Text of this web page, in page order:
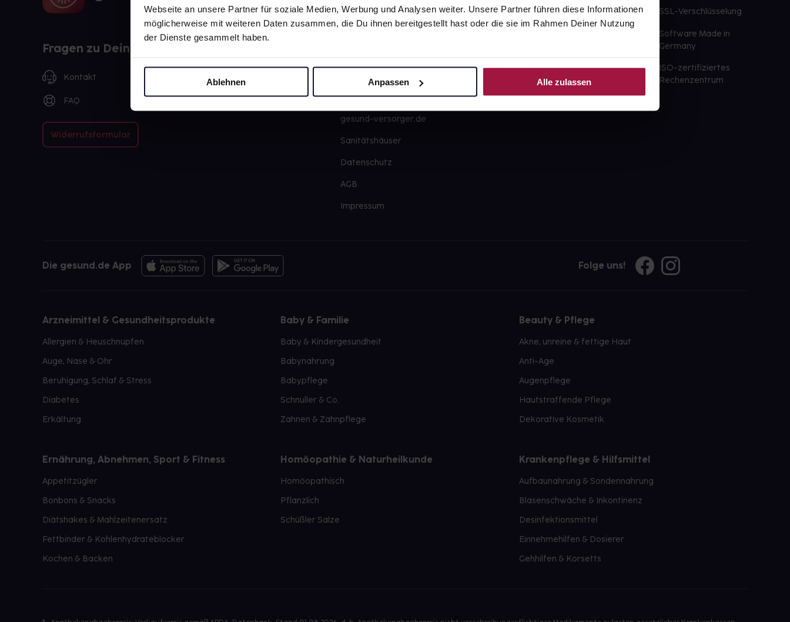
Webseite an unsere Partner für soziale Medien, Werbung und Analysen weiter. Unsere Partner führen diese Informationen
möglicherweise mit weiteren Daten zusammen, die Du ihnen bereitgestellt hast oder die sie im Rahmen Deiner Nutzung
der Dienste gesammelt haben.
Ablehnen Anpassen Alle zulassen
Fragen zu Deiner Bestellung?
Kontakt
FAQ
Widerrufsformular
Über uns
PAYBACK
gesund-versorger.de
Sanitätshäuser
Datenschutz
AGB
Impressum
Ausgewählte Wunschprodukte
sofort abholbereit
Freie Wahl der Apotheke
SSL-Verschlüsselung
Software Made in
Germany
ISO-zertifiziertes
Rechenzentrum
Die gesund.de App Folge uns!
Arzneimittel & Gesundheitsprodukte
Allergien & Heuschnupfen
Auge, Nase & Ohr
Beruhigung, Schlaf & Stress
Diabetes
Erkältung
Baby & Familie
Baby & Kindergesundheit
Babynahrung
Babypflege
Schnuller & Co.
Zahnen & Zahnpflege
Beauty & Pflege
Akne, unreine & fettige Haut
Anti-Age
Augenpflege
Hautstraffende Pflege
Dekorative Kosmetik
Ernährung, Abnehmen, Sport & Fitness
Appetitzügler
Bonbons & Snacks
Diätshakes & Mahlzeitenersatz
Fettbinder & Kohlenhydrateblocker
Kochen & Backen
Homöopathie & Naturheilkunde
Homöopathisch
Pflanzlich
Schüßler Salze
Krankenpflege & Hilfsmittel
Aufbaunahrung & Sondennahrung
Blasenschwäche & Inkontinenz
Desinfektionsmittel
Einnehmehilfen & Dosierer
Gehhilfen & Korsetts